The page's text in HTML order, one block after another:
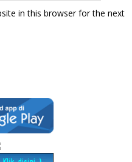
in this browser for the next